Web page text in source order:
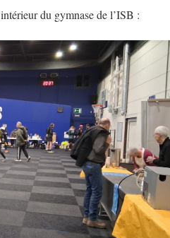
du gymnase de l’ISB :